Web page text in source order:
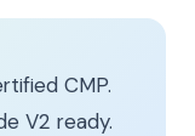
CMP.
V2 ready.